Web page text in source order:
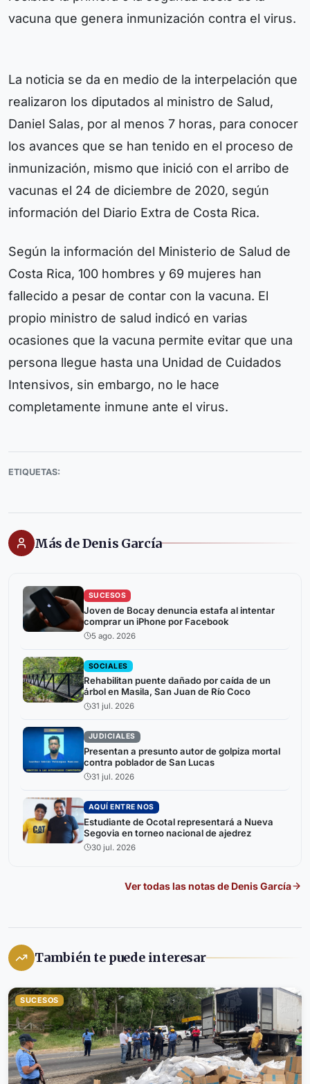
vacuna que genera inmunización contra el virus.
La noticia se da en medio de la interpelación que
realizaron los diputados al ministro de Salud,
Daniel Salas, por al menos 7 horas, para conocer
los avances que se han tenido en el proceso de
inmunización, mismo que inició con el arribo de
vacunas el 24 de diciembre de 2020, según
información del Diario Extra de Costa Rica.
Según la información del Ministerio de Salud de
Costa Rica, 100 hombres y 69 mujeres han
fallecido a pesar de contar con la vacuna. El
propio ministro de salud indicó en varias
ocasiones que la vacuna permite evitar que una
persona llegue hasta una Unidad de Cuidados
Intensivos, sin embargo, no le hace
completamente inmune ante el virus.
ETIQUETAS:
Más de Denis García
SUCESOS
Joven de Bocay denuncia estafa al intentar
comprar un iPhone por Facebook
5 ago. 2026
SOCIALES
Rehabilitan puente dañado por caída de un
árbol en Masila, San Juan de Río Coco
31 jul. 2026
JUDICIALES
Presentan a presunto autor de golpiza mortal
contra poblador de San Lucas
31 jul. 2026
AQUÍ ENTRE NOS
Estudiante de Ocotal representará a Nueva
Segovia en torneo nacional de ajedrez
30 jul. 2026
Ver todas las notas de Denis García
También te puede interesar
SUCESOS